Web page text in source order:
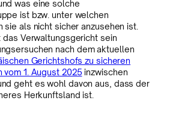
was eine solche
ist bzw. unter welchen
sie als nicht sicher anzusehen ist.
Verwaltungsgericht sein
nach dem aktuellen
Gerichtshofs zu sicheren
1. August 2025inzwischen
geht es wohl davon aus, dass der
Herkunftsland ist.